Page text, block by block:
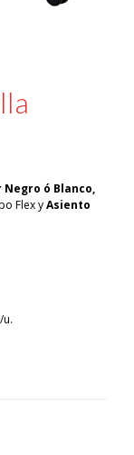
Negro ó Blanco,
Flex yAsiento